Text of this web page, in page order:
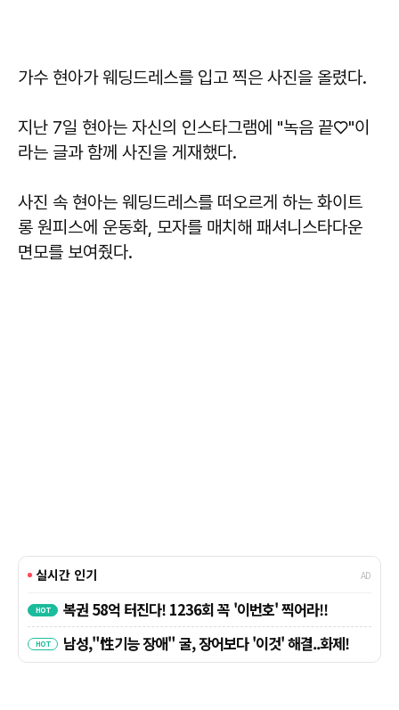
가수 현아가 웨딩드레스를 입고 찍은 사진을 올렸다.
지난 7일 현아는 자신의 인스타그램에 "녹음 끝♡"이
라는 글과 함께 사진을 게재했다.
사진 속 현아는 웨딩드레스를 떠오르게 하는 화이트
롱 원피스에 운동화, 모자를 매치해 패셔니스타다운
면모를 보여줬다.